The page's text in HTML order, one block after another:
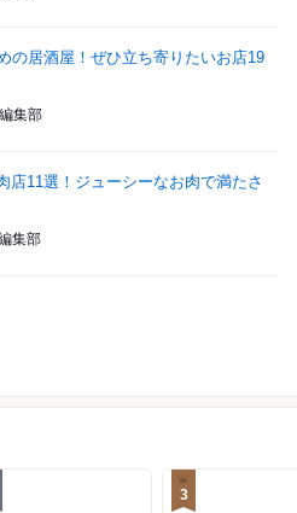
の居酒屋！ぜひ立ち寄りたいお店19
集部
店11選！ジューシーなお肉で満たさ
集部
3